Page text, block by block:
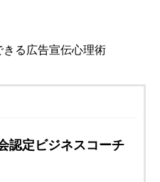
る広告宣伝心理術
認定ビジネスコーチ